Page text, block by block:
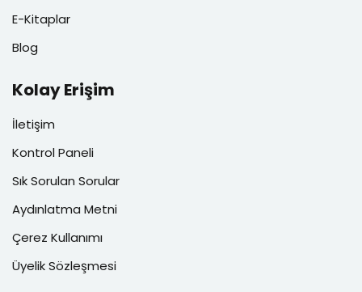
E-Kitaplar
Blog
Kolay Erişim
İletişim
Kontrol Paneli
Sık Sorulan Sorular
Aydınlatma Metni
Çerez Kullanımı
Üyelik Sözleşmesi